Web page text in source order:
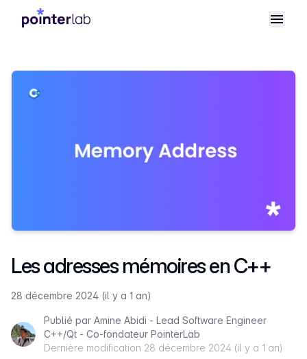
Les adresses mémoires en C++
28 décembre 2024 (il y a 1 an)
Publié par Amine Abidi - Lead Software Engineer
C++/Qt - Co-fondateur PointerLab
Dernière modification 28 décembre 2024 (il y a 1 an)